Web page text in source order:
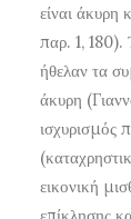
είναι άκυρη
παρ. 1, 180).
ήθελαν τα
άκυρη
ισχυρισμός
εικονική